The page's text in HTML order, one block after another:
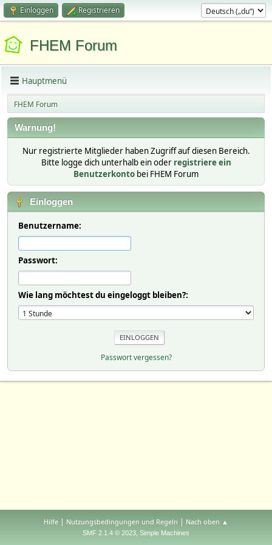
Einloggen Registrieren
FHEM Forum
Hauptmenü
FHEM Forum
Warnung!
Nur registrierte Mitglieder haben Zugriff auf diesen Bereich.
Bitte logge dich unterhalb ein oder registriere ein
Benutzerkonto bei FHEM Forum
Einloggen
Benutzername:
Passwort:
Wie lang möchtest du eingeloggt bleiben?:
Passwort vergessen?
Hilfe | Nutzungsbedingungen und Regeln | Nach oben ▲
SMF 2.1.4 © 2023, Simple Machines